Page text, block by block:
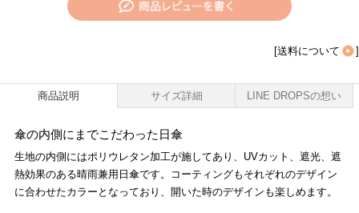
[送料について ]
商品説明 サイズ詳細 LINE DROPSの想い
傘の内側にまでこだわった日傘
生地の内側にはポリウレタン加工が施してあり、UVカット、遮光、遮
熱効果のある晴雨兼用日傘です。コーティングもそれぞれのデザイン
に合わせたカラーとなっており、開いた時のデザインも楽しめます。